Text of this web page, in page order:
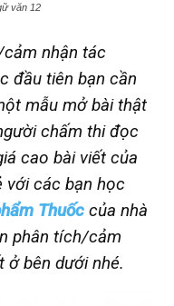
văn 12
nhận tác
đầu tiên bạn cần
mẫu mở bài thật
chấm thi đọc
cao bài viết của
với các bạn học
Thuốc của nhà
phân tích/cảm
ở bên dưới nhé.